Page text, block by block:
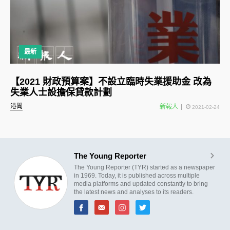
最新
港聞
【2021 財政預算案】不設立臨時失業援助金 改為
失業人士設擔保貸款計劃
新報人 2021-02-24
The Young Reporter
The Young Reporter (TYR) started as a newspaper
in 1969. Today, it is published across multiple
media platforms and updated constantly to bring
the latest news and analyses to its readers.